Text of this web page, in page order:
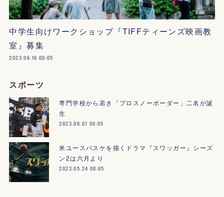
中学生向けワークショップ『TIFFティーンズ映画教
室』募集
2023.06.16 00:05
スポーツ
専門学校から若き「プロスノーボーダー」二名が誕
生
2023.06.07 00:05
米ユースバスケを描くドラマ『スワッガー』シーズ
ン2は六月より
2023.05.24 00:05